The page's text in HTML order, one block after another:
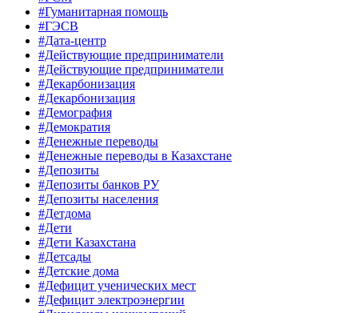
#Гуманитарная помощь
#ГЭСВ
#Дата-центр
#Действующие предприниматели
#Действующие предприниматели
#Декарбонизация
#Декарбонизация
#Демография
#Демократия
#Денежные переводы
#Денежные переводы в Казахстане
#Депозиты
#Депозиты банков РУ
#Депозиты населения
#Детдома
#Дети
#Дети Казахстана
#Детсады
#Детские дома
#Дефицит ученических мест
#Дефицит электроэнергии